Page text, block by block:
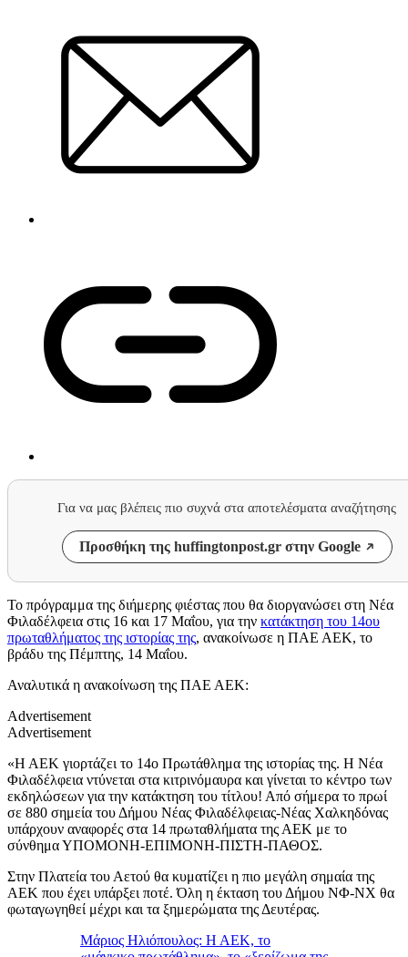
Για να μας βλέπεις πιο συχνά στα αποτελέσματα αναζήτησης
Προσθήκη της huffingtonpost.gr στην Google
Το πρόγραμμα της διήμερης φιέστας που θα διοργανώσει στη Νέα
Φιλαδέλφεια στις 16 και 17 Μαΐου, για την κατάκτηση του 14ου
πρωταθλήματος της ιστορίας της, ανακοίνωσε η ΠΑΕ ΑΕΚ, το
βράδυ της Πέμπτης, 14 Μαΐου.
Αναλυτικά η ανακοίνωση της ΠΑΕ ΑΕΚ:
Advertisement
Advertisement
«Η ΑΕΚ γιορτάζει το 14ο Πρωτάθλημα της ιστορίας της. Η Νέα
Φιλαδέλφεια ντύνεται στα κιτρινόμαυρα και γίνεται το κέντρο των
εκδηλώσεων για την κατάκτηση του τίτλου! Από σήμερα το πρωί
σε 880 σημεία του Δήμου Νέας Φιλαδέλφειας-Νέας Χαλκηδόνας
υπάρχουν αναφορές στα 14 πρωταθλήματα της ΑΕΚ με το
σύνθημα ΥΠΟΜΟΝΗ-ΕΠΙΜΟΝΗ-ΠΙΣΤΗ-ΠΑΘΟΣ.
Στην Πλατεία του Αετού θα κυματίζει η πιο μεγάλη σημαία της
ΑΕΚ που έχει υπάρξει ποτέ. Όλη η έκταση του Δήμου ΝΦ-ΝΧ θα
φωταγωγηθεί μέχρι και τα ξημερώματα της Δευτέρας.
Μάριος Ηλιόπουλος: Η ΑΕΚ, το